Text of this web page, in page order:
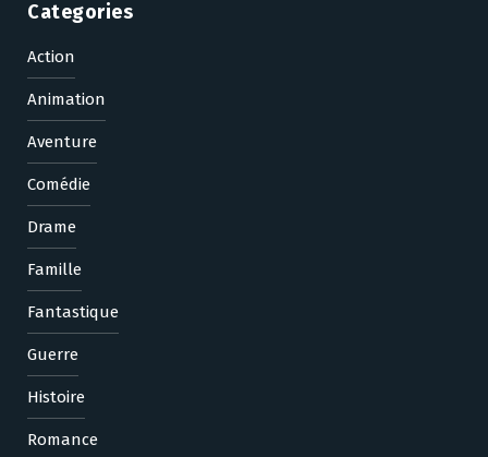
Categories
Action
Animation
Aventure
Comédie
Drame
Famille
Fantastique
Guerre
Histoire
Romance